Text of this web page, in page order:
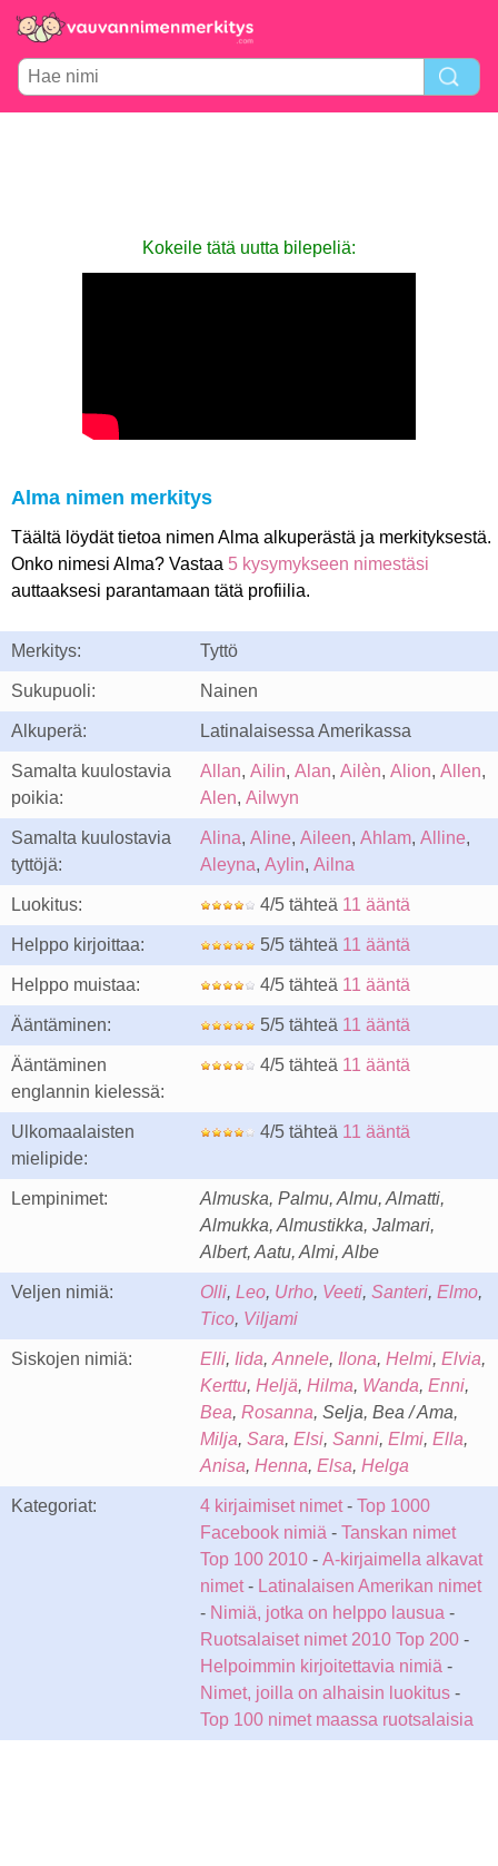
Kokeile tätä uutta bilepeliä:
Alma nimen merkitys
Täältä löydät tietoa nimen Alma alkuperästä ja merkityksestä.
Onko nimesi Alma? Vastaa 5 kysymykseen nimestäsi
auttaaksesi parantamaan tätä profiilia.
Merkitys: Tyttö
Sukupuoli: Nainen
Alkuperä: Latinalaisessa Amerikassa
Samalta kuulostavia
poikia:
Allan, Ailin, Alan, Ailèn, Alion, Allen,
Alen, Ailwyn
Samalta kuulostavia
tyttöjä:
Alina, Aline, Aileen, Ahlam, Alline,
Aleyna, Aylin, Ailna
Luokitus: 4/5 tähteä 11 ääntä
Helppo kirjoittaa: 5/5 tähteä 11 ääntä
Helppo muistaa: 4/5 tähteä 11 ääntä
Ääntäminen: 5/5 tähteä 11 ääntä
Ääntäminen
englannin kielessä:
4/5 tähteä 11 ääntä
Ulkomaalaisten
mielipide:
4/5 tähteä 11 ääntä
Lempinimet:
Almuska, Palmu, Almu, Almatti,
Almukka, Almustikka, Jalmari,
Albert, Aatu, Almi, Albe
Veljen nimiä: Olli, Leo, Urho, Veeti, Santeri, Elmo,
Tico, Viljami
Siskojen nimiä: Elli, Iida, Annele, Ilona, Helmi, Elvia,
Kerttu, Heljä, Hilma, Wanda, Enni,
Bea, Rosanna, Selja, Bea / Ama,
Milja, Sara, Elsi, Sanni, Elmi, Ella,
Anisa, Henna, Elsa, Helga
Kategoriat: 4 kirjaimiset nimet- Top 1000
Facebook nimiä - Tanskan nimet
Top 100 2010 - A-kirjaimella alkavat
nimet- Latinalaisen Amerikan nimet
- Nimiä, jotka on helppo lausua -
Ruotsalaiset nimet 2010 Top 200 -
Helpoimmin kirjoitettavia nimiä -
Nimet, joilla on alhaisin luokitus -
Top 100 nimet maassa ruotsalaisia